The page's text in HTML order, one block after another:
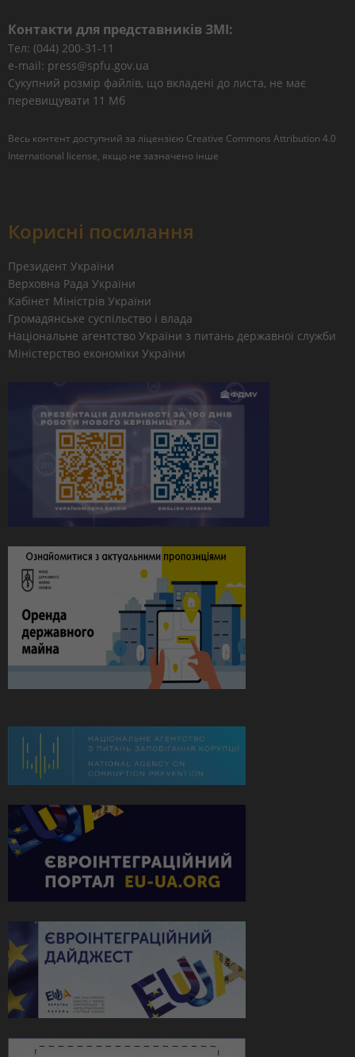
Контакти для представників ЗМІ:
Тел: (044) 200-31-11
e-mail: press@spfu.gov.ua
Сукупний розмір файлів, що вкладені до листа, не має
перевищувати 11 Мб
Весь контент доступний за ліцензією Creative Commons Attribution 4.0
International license, якщо не зазначено інше
Корисні посилання
Президент України
Верховна Рада України
Кабінет Міністрів України
Громадянське суспільство і влада
Національне агентство України з питань державної служби
Міністерство економіки України